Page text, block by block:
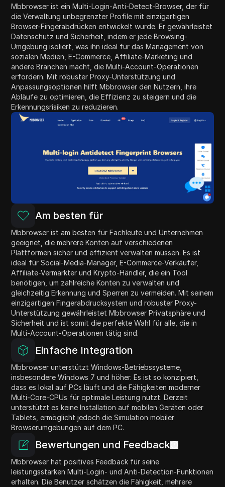
Mbbrowser ist ein Multi-Login-Anti-Detect-Browser, der für
die Verwaltung unbegrenzter Profile mit einzigartigen
Browser-Fingerabdrücken entwickelt wurde. Er gewährleistet
Datenschutz und Sicherheit, indem er jede Browsing-
Umgebung isoliert, was ihn ideal für das Management von
sozialen Medien, E-Commerce, Affiliate-Marketing und
andere Branchen macht, die Multi-Account-Operationen
erfordern. Mit robuster Proxy-Unterstützung und
Anpassungsoptionen hilft Mbbrowser den Nutzern, ihre
Abläufe zu optimieren, die Effizienz zu steigern und die
Erkennungsrisiken zu reduzieren.
Am besten für
Mbbrowser ist am besten für Fachleute und Unternehmen
geeignet, die mehrere Konten auf verschiedenen
Plattformen sicher und effizient verwalten müssen. Es ist
ideal für Social-Media-Manager, E-Commerce-Verkäufer,
Affiliate-Vermarkter und Krypto-Händler, die ein Tool
benötigen, um zahlreiche Konten zu verwalten und
gleichzeitig Erkennung und Sperren zu vermeiden. Mit seinem
einzigartigen Fingerabdrucksystem und robuster Proxy-
Unterstützung gewährleistet Mbbrowser Privatsphäre und
Sicherheit und ist somit die perfekte Wahl für alle, die in
Multi-Account-Operationen tätig sind.
Einfache Integration
Mbbrowser unterstützt Windows-Betriebssysteme,
insbesondere Windows 7 und höher. Es ist so konzipiert,
dass es lokal auf PCs läuft und die Fähigkeiten moderner
Multi-Core-CPUs für optimale Leistung nutzt. Derzeit
unterstützt es keine Installation auf mobilen Geräten oder
Tablets, ermöglicht jedoch die Simulation mobiler
Browserumgebungen auf dem PC.
Bewertungen und Feedback
Mbbrowser hat positives Feedback für seine
leistungsstarken Multi-Login- und Anti-Detection-Funktionen
erhalten. Die Benutzer schätzen die Fähigkeit, mehrere